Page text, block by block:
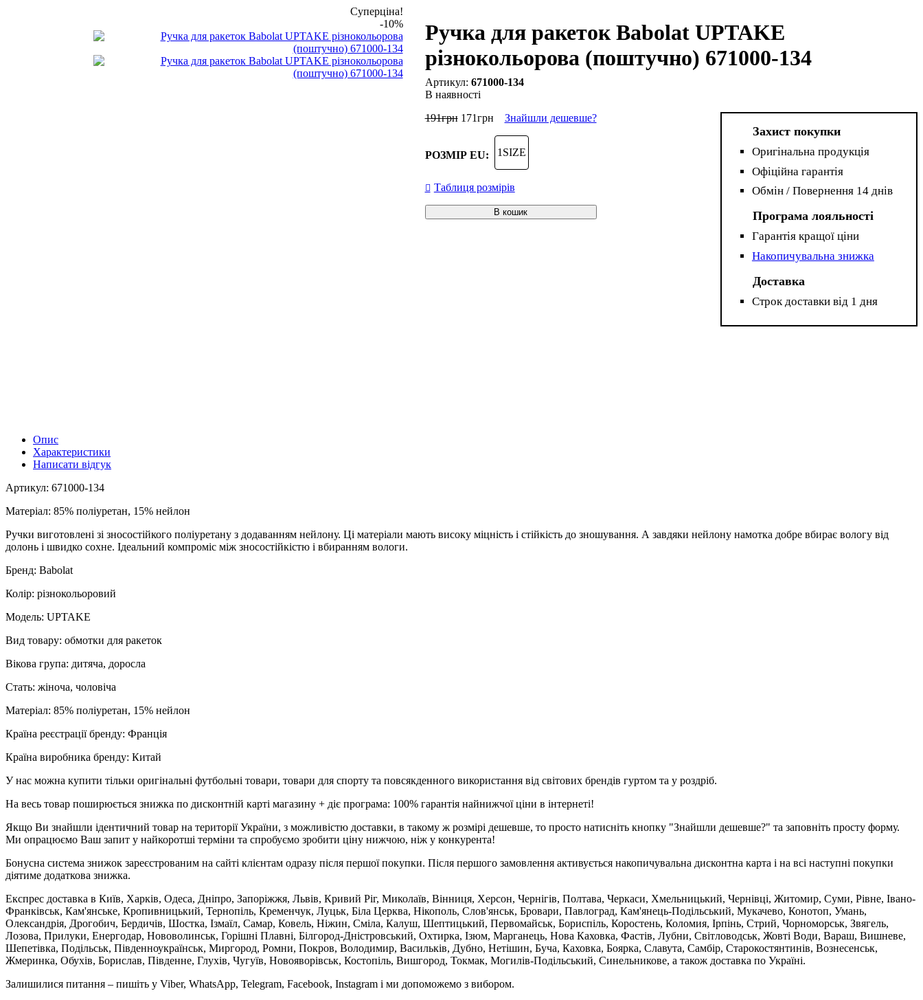
Суперціна!
-10%
Ручка для ракеток Babolat UPTAKE
різнокольорова (поштучно) 671000-134
671000-134
В наявності
191грн 171грн Знайшли дешевше?
РОЗМІР EU: 1SIZE
Таблиця розмірів
В кошик
Захист покупки
Оригінальна продукція
Офіційна гарантія
Обмін / Повернення 14 днів
Програма лояльності
Гарантія кращої ціни
Накопичувальна знижка
Доставка
Строк доставки від 1 дня
Опис
Характеристики
Написати відгук
Артикул: 671000-134
Матеріал: 85% поліуретан, 15% нейлон
Ручки виготовлені зі зносостійкого поліуретану з додаванням нейлону. Ці матеріали мають високу міцність і стійкість до зношування. А завдяки нейлону намотка добре вбирає вологу від
долонь і швидко сохне. Ідеальний компроміс між зносостійкістю і вбиранням вологи.
Бренд: Babolat
Колір: різнокольоровий
Модель: UPTAKE
Вид товару: обмотки для ракеток
Вікова група: дитяча, доросла
Стать: жіноча, чоловіча
Матеріал: 85% поліуретан, 15% нейлон
Країна реєстрації бренду: Франція
Країна виробника бренду: Китай
У нас можна купити тільки оригінальні футбольні товари, товари для спорту та повсякденного використання від світових брендів гуртом та у роздріб.
На весь товар поширюється знижка по дисконтній карті магазину + діє програма: 100% гарантія найнижчої ціни в інтернеті!
Якщо Ви знайшли ідентичний товар на території України, з можливістю доставки, в такому ж розмірі дешевше, то просто натисніть кнопку "Знайшли дешевше?" та заповніть просту форму.
Ми опрацюємо Ваш запит у найкоротші терміни та спробуємо зробити ціну нижчою, ніж у конкурента!
Бонусна система знижок зареєстрованим на сайті клієнтам одразу після першої покупки. Після першого замовлення активується накопичувальна дисконтна карта і на всі наступні покупки
діятиме додаткова знижка.
Експрес доставка в Київ, Харків, Одеса, Дніпро, Запоріжжя, Львів, Кривий Ріг, Миколаїв, Вінниця, Херсон, Чернігів, Полтава, Черкаси, Хмельницький, Чернівці, Житомир, Суми, Рівне, Івано-
Франківськ, Кам'янське, Кропивницький, Тернопіль, Кременчук, Луцьк, Біла Церква, Нікополь, Слов'янськ, Бровари, Павлоград, Кам'янець-Подільський, Мукачево, Конотоп, Умань,
Олександрія, Дрогобич, Бердичів, Шостка, Ізмаїл, Самар, Ковель, Ніжин, Сміла, Калуш, Шептицький, Первомайськ, Бориспіль, Коростень, Коломия, Ірпінь, Стрий, Чорноморськ, Звягель,
Лозова, Прилуки, Енергодар, Нововолинськ, Горішні Плавні, Білгород-Дністровський, Охтирка, Ізюм, Марганець, Нова Каховка, Фастів, Лубни, Світловодськ, Жовті Води, Вараш, Вишневе,
Шепетівка, Подільськ, Південноукраїнськ, Миргород, Ромни, Покров, Володимир, Васильків, Дубно, Нетішин, Буча, Каховка, Боярка, Славута, Самбір, Старокостянтинів, Вознесенськ,
Жмеринка, Обухів, Борислав, Південне, Глухів, Чугуїв, Новояворівськ, Костопіль, Вишгород, Токмак, Могилів-Подільський, Синельникове, а також доставка по Україні.
Залишилися питання – пишіть у Viber, WhatsApp, Telegram, Facebook, Instagram і ми допоможемо з вибором.